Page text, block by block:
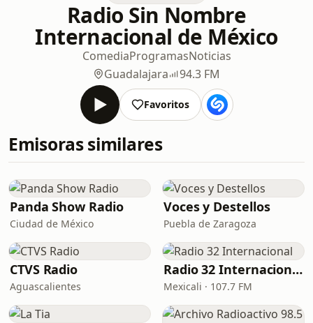
Radio Sin Nombre
Internacional de México
ComediaProgramasNoticias
Guadalajara
94.3 FM
Favoritos
Emisoras similares
Panda Show Radio
Ciudad de México
Voces y Destellos
Puebla de Zaragoza
CTVS Radio
Aguascalientes
Radio 32 Internacional
Mexicali · 107.7 FM